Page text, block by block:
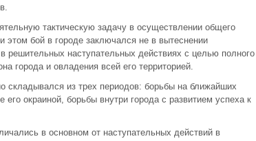
тактическую задачу в осуществлении общего
этом бой в городе заключался не в вытеснении
решительных наступательных действиях с целью полного
города и овладения всей его территорией.
складывался из трех периодов: борьбы на ближайших
его окраиной, борьбы внутри города с развитием успеха к
в основном от наступательных действий в